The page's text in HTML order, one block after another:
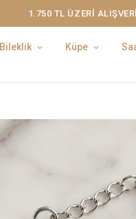
1.750 TL ÜZERİ
Bileklik Küpe